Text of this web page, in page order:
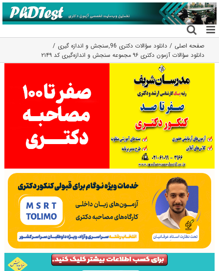
رفتن
به
محتوا
صفحه اصلی دانلود سؤالات دکتری 96 ,سنجش و اندازه گیری
دانلود سؤالات آزمون دکتری ۹۶ مجموعه سنجش و اندازه‌گیری کد ۲۱۴۹